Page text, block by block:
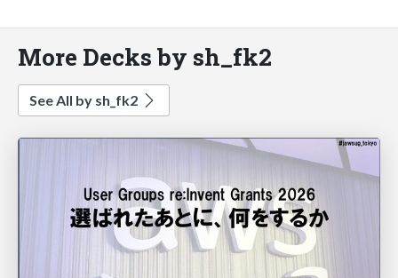
More Decks by sh_fk2
See All by sh_fk2